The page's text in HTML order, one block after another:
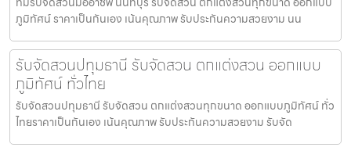
ภูมิทัศน์ ราคาเป็นกันเอง เน้นคุณภาพ รับประกันความสวยงาม นน
รับจัดสวนปทุมธานี รับจัดสวน ตกแต่งสวน ออกแบบ
ภูมิทัศน์ ทั่วไทย
รับจัดสวนปทุมธานี รับจัดสวน ตกแต่งสวนทุกขนาด ออกแบบภูมิทัศน์ ทั่ว
ไทยราคาเป็นกันเอง เน้นคุณภาพ รับประกันความสวยงาม รับจัด